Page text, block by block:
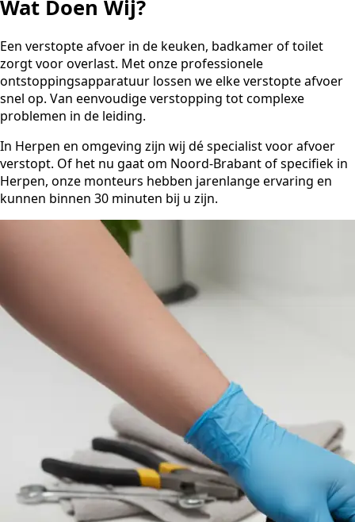
Wat Doen Wij?
Een verstopte afvoer in de keuken, badkamer of toilet
zorgt voor overlast. Met onze professionele
ontstoppingsapparatuur lossen we elke verstopte afvoer
snel op. Van eenvoudige verstopping tot complexe
problemen in de leiding.
In Herpen en omgeving zijn wij dé specialist voor afvoer
verstopt. Of het nu gaat om Noord-Brabant of specifiek in
Herpen, onze monteurs hebben jarenlange ervaring en
kunnen binnen 30 minuten bij u zijn.